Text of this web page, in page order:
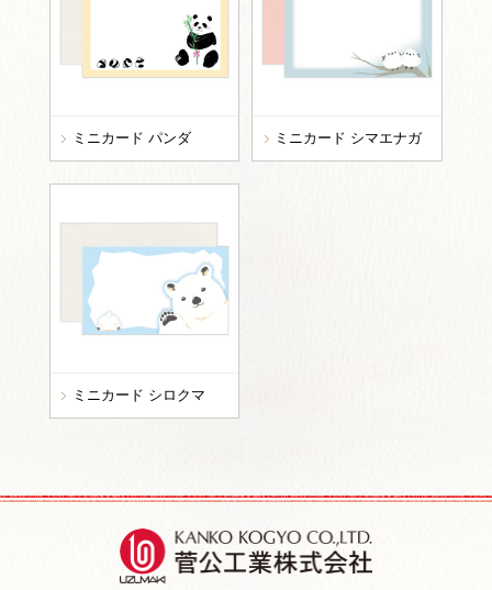
ミニカード パンダ ミニカード シマエナガ
ミニカード シロクマ